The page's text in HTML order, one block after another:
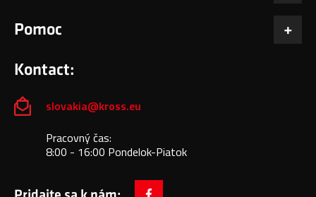
Pomoc
Kontact:
slovakia@kross.eu
Pracovný čas:
8:00 - 16:00 Pondelok-Piatok